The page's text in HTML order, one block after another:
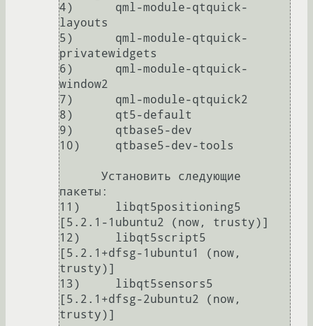
4)      qml-module-qtquick-
layouts
5)      qml-module-qtquick-
privatewidgets
6)      qml-module-qtquick-
window2
7)      qml-module-qtquick2
8)      qt5-default
9)      qtbase5-dev
10)     qtbase5-dev-tools
пакеты:
11)     libqt5positioning5
[5.2.1-1ubuntu2 (now, trusty)]
12)     libqt5script5
[5.2.1+dfsg-1ubuntu1 (now,
trusty)]
13)     libqt5sensors5
[5.2.1+dfsg-2ubuntu2 (now,
trusty)]